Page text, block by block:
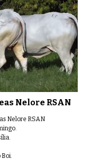
Nelore RSAN
Nelore RSAN
Boi.